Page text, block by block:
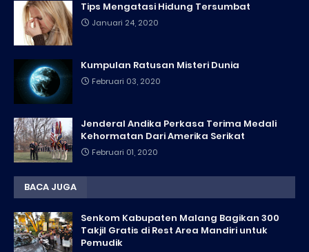
Tips Mengatasi Hidung Tersumbat
Januari 24, 2020
Kumpulan Ratusan Misteri Dunia
Februari 03, 2020
Jenderal Andika Perkasa Terima Medali
Kehormatan Dari Amerika Serikat
Februari 01, 2020
BACA JUGA
Senkom Kabupaten Malang Bagikan 300
Takjil Gratis di Rest Area Mandiri untuk
Pemudik